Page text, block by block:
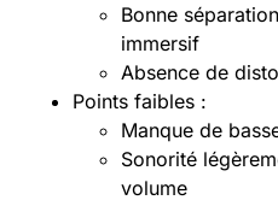
Bonne
immersif
Absence de
Points faibles :
Manque de
Sonorité
volume